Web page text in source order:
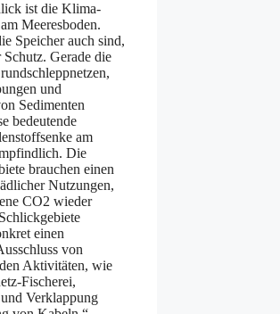
ist die Klima-
Meeresboden.
Speicher auch sind,
Gerade die
und
Sedimenten
bedeutende
am
Die
brauchen einen
Nutzungen,
CO2 wieder
einen
von
Aktivitäten, wie
Fischerei,
Verklappung